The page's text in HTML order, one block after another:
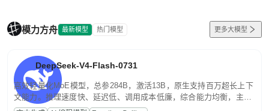
模力方舟 最新模型 热门模型 更多大模型
DeepSeek-V4-Flash-0731
高效轻量化MoE模型，总参284B，激活13B，原生支持百万超长上下
文能力。推理速度快、延迟低、调用成本低廉，综合能力均衡，主打
高并发、轻量化任务，适合日常对话、内容创作、基础 RAG、批量